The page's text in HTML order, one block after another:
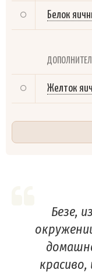
Белок
Желток
Безе,
красиво,